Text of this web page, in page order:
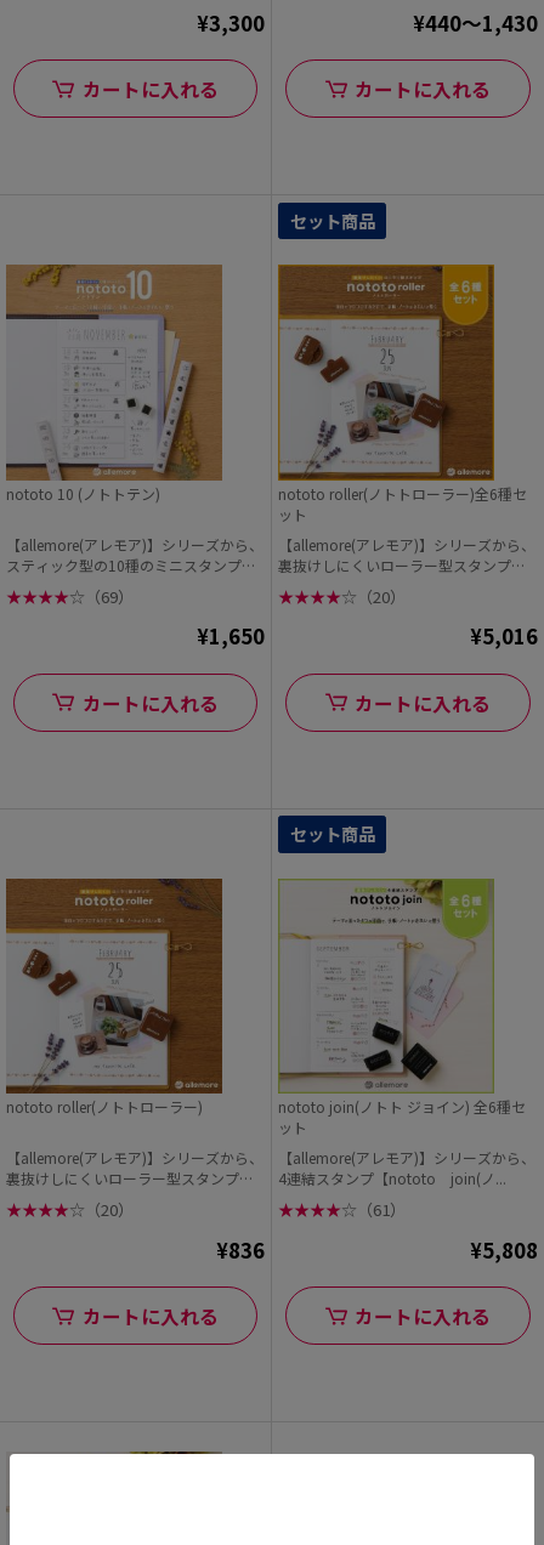
¥3,300
カートに入れる
¥440～1,430
カートに入れる
nototo 10 (ノトトテン)
【allemore(アレモア)】シリーズから、
スティック型の10種のミニスタンプ
【not...
★★★★☆ （69）
¥1,650
カートに入れる
セット商品
nototo roller(ノトトローラー)全6種セ
ット
【allemore(アレモア)】シリーズから、
裏抜けしにくいローラー型スタンプ【n
oto...
★★★★☆ （20）
¥5,016
カートに入れる
nototo roller(ノトトローラー)
【allemore(アレモア)】シリーズから、
裏抜けしにくいローラー型スタンプ【n
oto...
★★★★☆ （20）
¥836
カートに入れる
セット商品
nototo join(ノトト ジョイン) 全6種セ
ット
【allemore(アレモア)】シリーズから、
4連結スタンプ【nototo join(ノ...
★★★★☆ （61）
¥5,808
カートに入れる